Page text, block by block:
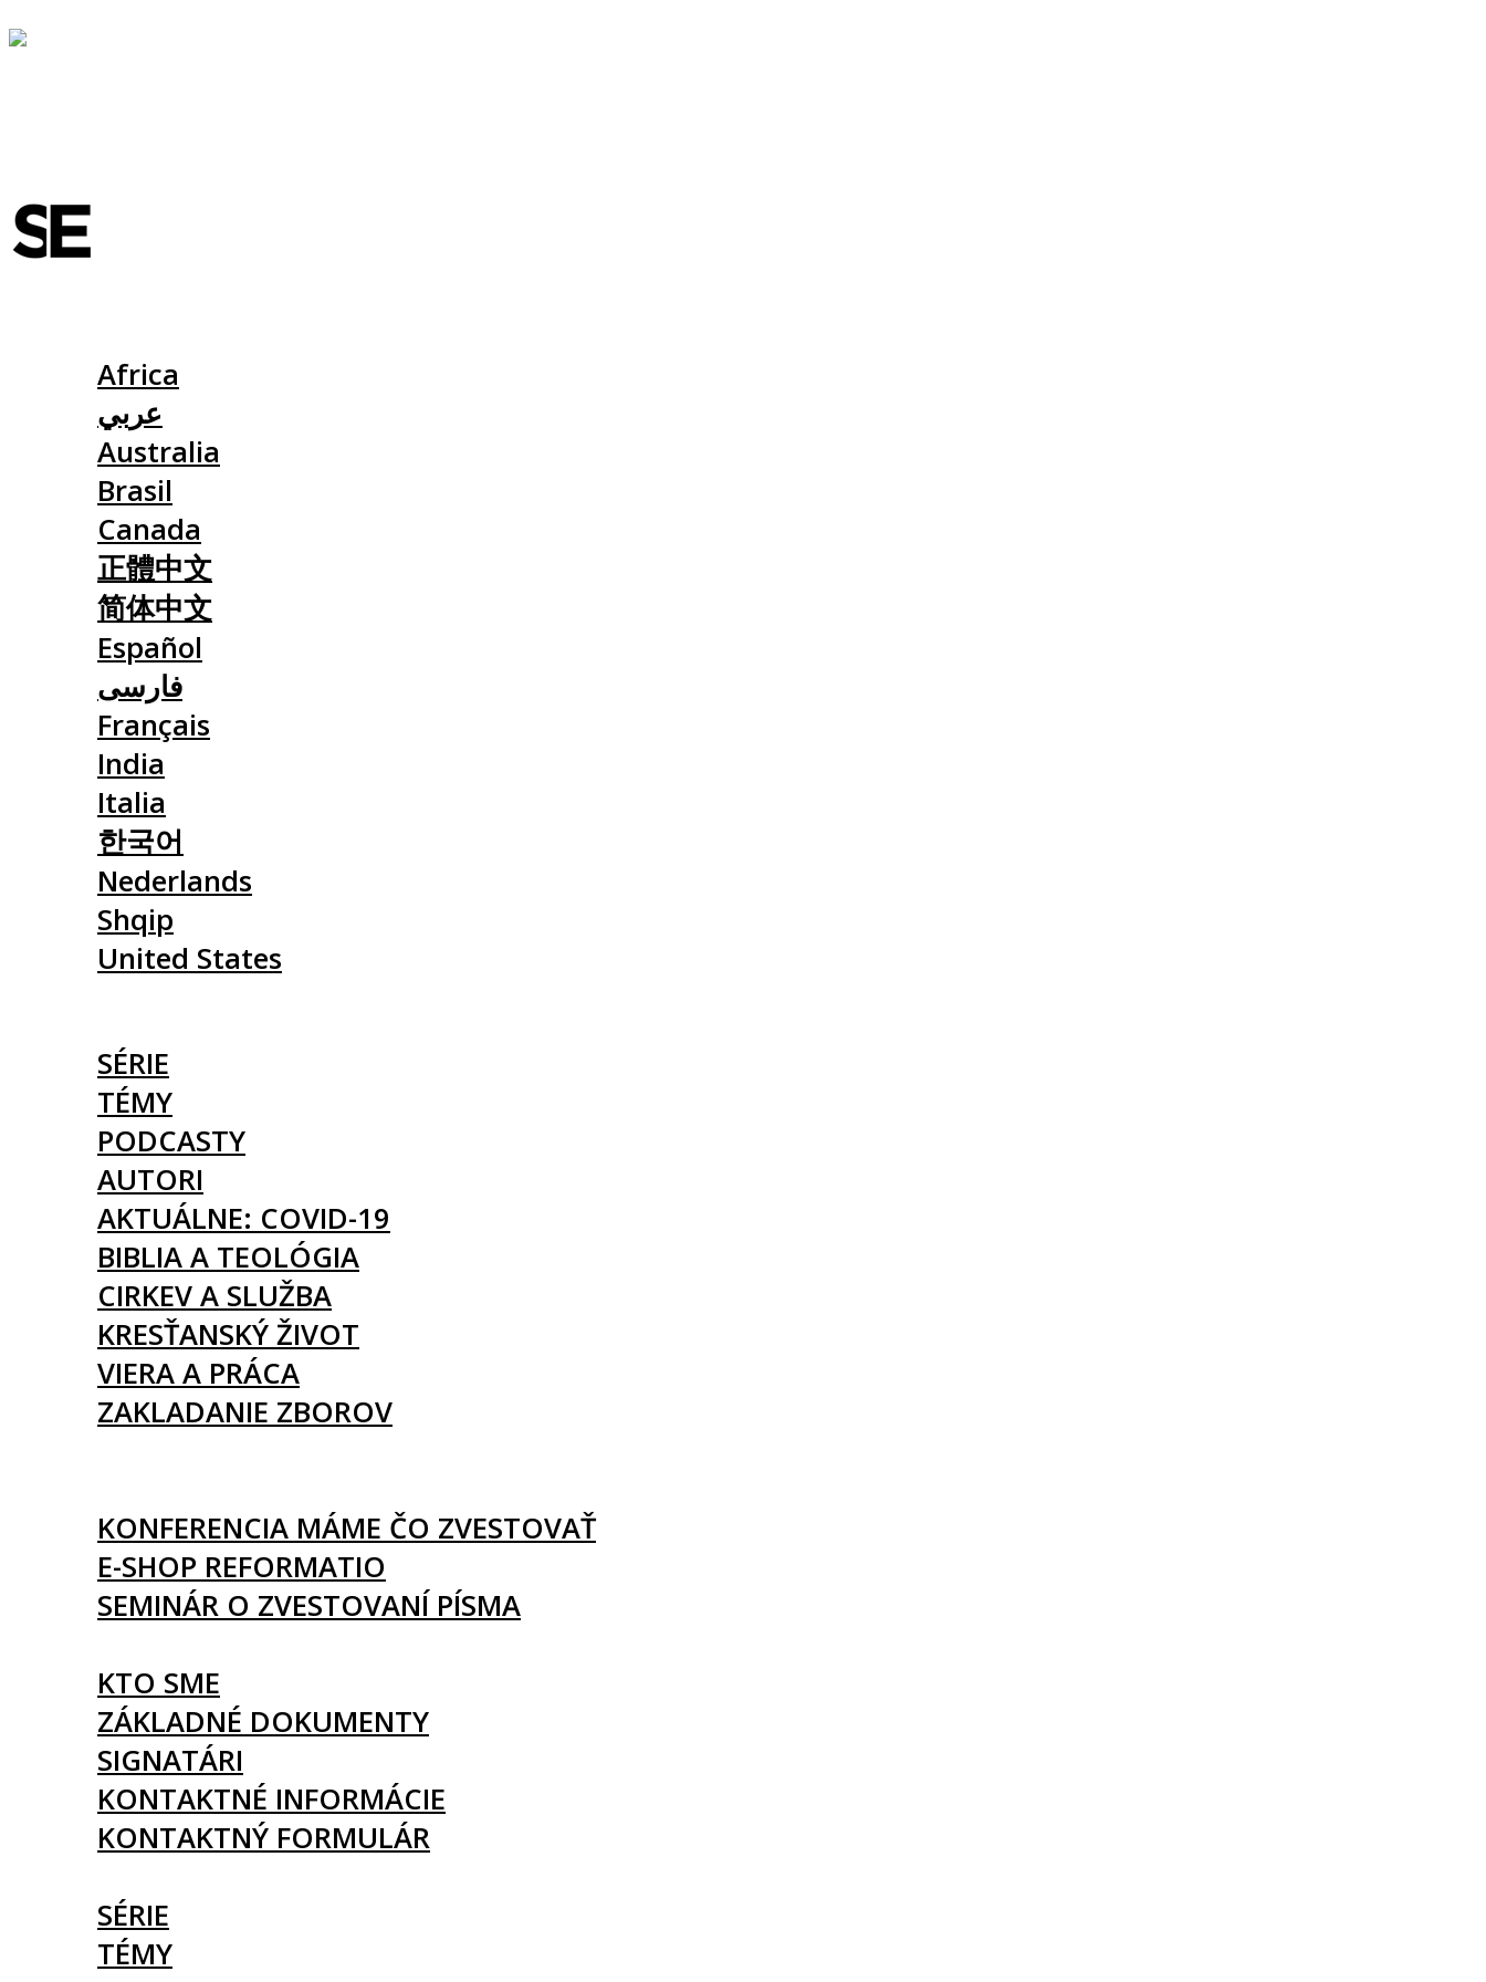
Africa
عربي
Australia
Brasil
Canada
正體中文
简体中文
Español
فارسی
Français
India
Italia
한국어
Nederlands
Shqip
United States
SÉRIE
TÉMY
PODCASTY
AUTORI
AKTUÁLNE: COVID-19
BIBLIA A TEOLÓGIA
CIRKEV A SLUŽBA
KRESŤANSKÝ ŽIVOT
VIERA A PRÁCA
ZAKLADANIE ZBOROV
KONFERENCIA MÁME ČO ZVESTOVAŤ
E-SHOP REFORMATIO
SEMINÁR O ZVESTOVANÍ PÍSMA
KTO SME
ZÁKLADNÉ DOKUMENTY
SIGNATÁRI
KONTAKTNÉ INFORMÁCIE
KONTAKTNÝ FORMULÁR
SÉRIE
TÉMY